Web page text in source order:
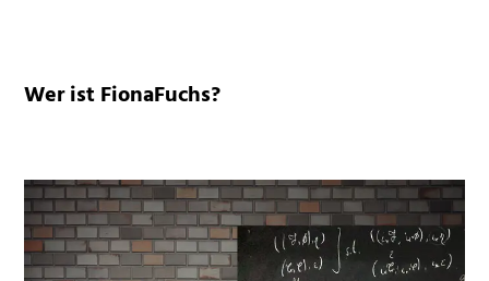
Wer ist FionaFuchs?